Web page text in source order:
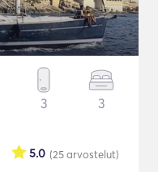
3 3
(25arvostelut)
5.0